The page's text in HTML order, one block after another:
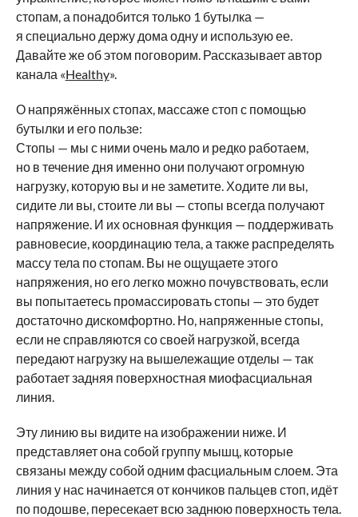
стопам, а понадобится только 1 бутылка —
я специально держу дома одну и использую ее.
Давайте же об этом поговорим. Рассказывает автор
канала «Healthy».
О напряжённых стопах, массаже стоп с помощью
бутылки и его пользе:
Стопы — мы с ними очень мало и редко работаем,
но в течение дня именно они получают огромную
нагрузку, которую вы и не заметите. Ходите ли вы,
сидите ли вы, стоите ли вы — стопы всегда получают
напряжение. И их основная функция — поддерживать
равновесие, координацию тела, а также распределять
массу тела по стопам. Вы не ощущаете этого
напряжения, но его легко можно почувствовать, если
вы попытаетесь промассировать стопы — это будет
достаточно дискомфортно. Но, напряженные стопы,
если не справляются со своей нагрузкой, всегда
передают нагрузку на вышележащие отделы — так
работает задняя поверхностная миофасциальная
линия.
Эту линию вы видите на изображении ниже. И
представляет она собой группу мышц, которые
связаны между собой одним фасциальным слоем. Эта
линия у нас начинается от кончиков пальцев стоп, идёт
по подошве, пересекает всю заднюю поверхность тела.